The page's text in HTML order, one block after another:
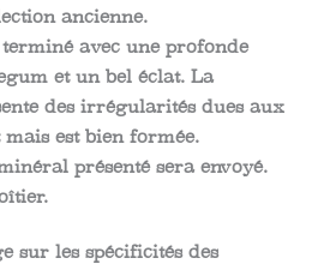
ancienne.
avec une profonde
et un bel éclat. La
des irrégularités dues aux
est bien formée.
présenté sera envoyé.
sur les spécificités des